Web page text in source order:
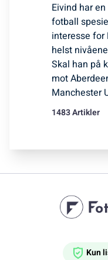
Eivind har
fotball
interesse for
helst
Skal han på
mot
Manchester
1483 Artikler
Kun